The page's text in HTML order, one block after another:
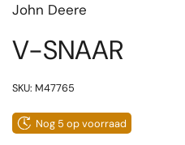
John Deere
V-SNAAR
SKU: M47765
Nog 5 op voorraad